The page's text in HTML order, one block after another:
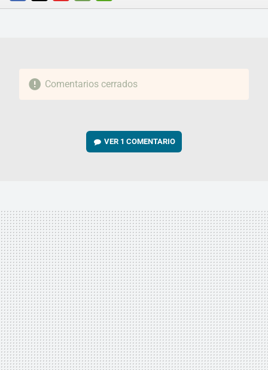
FACEBOOKTWITTERFLIPBOARD
E-
WHATSAPP
Comentarios cerrados
VER 1 COMENTARIO